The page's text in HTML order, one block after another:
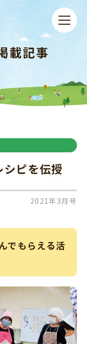
載記事
ピを伝授
2021年3月号
でもらえる活